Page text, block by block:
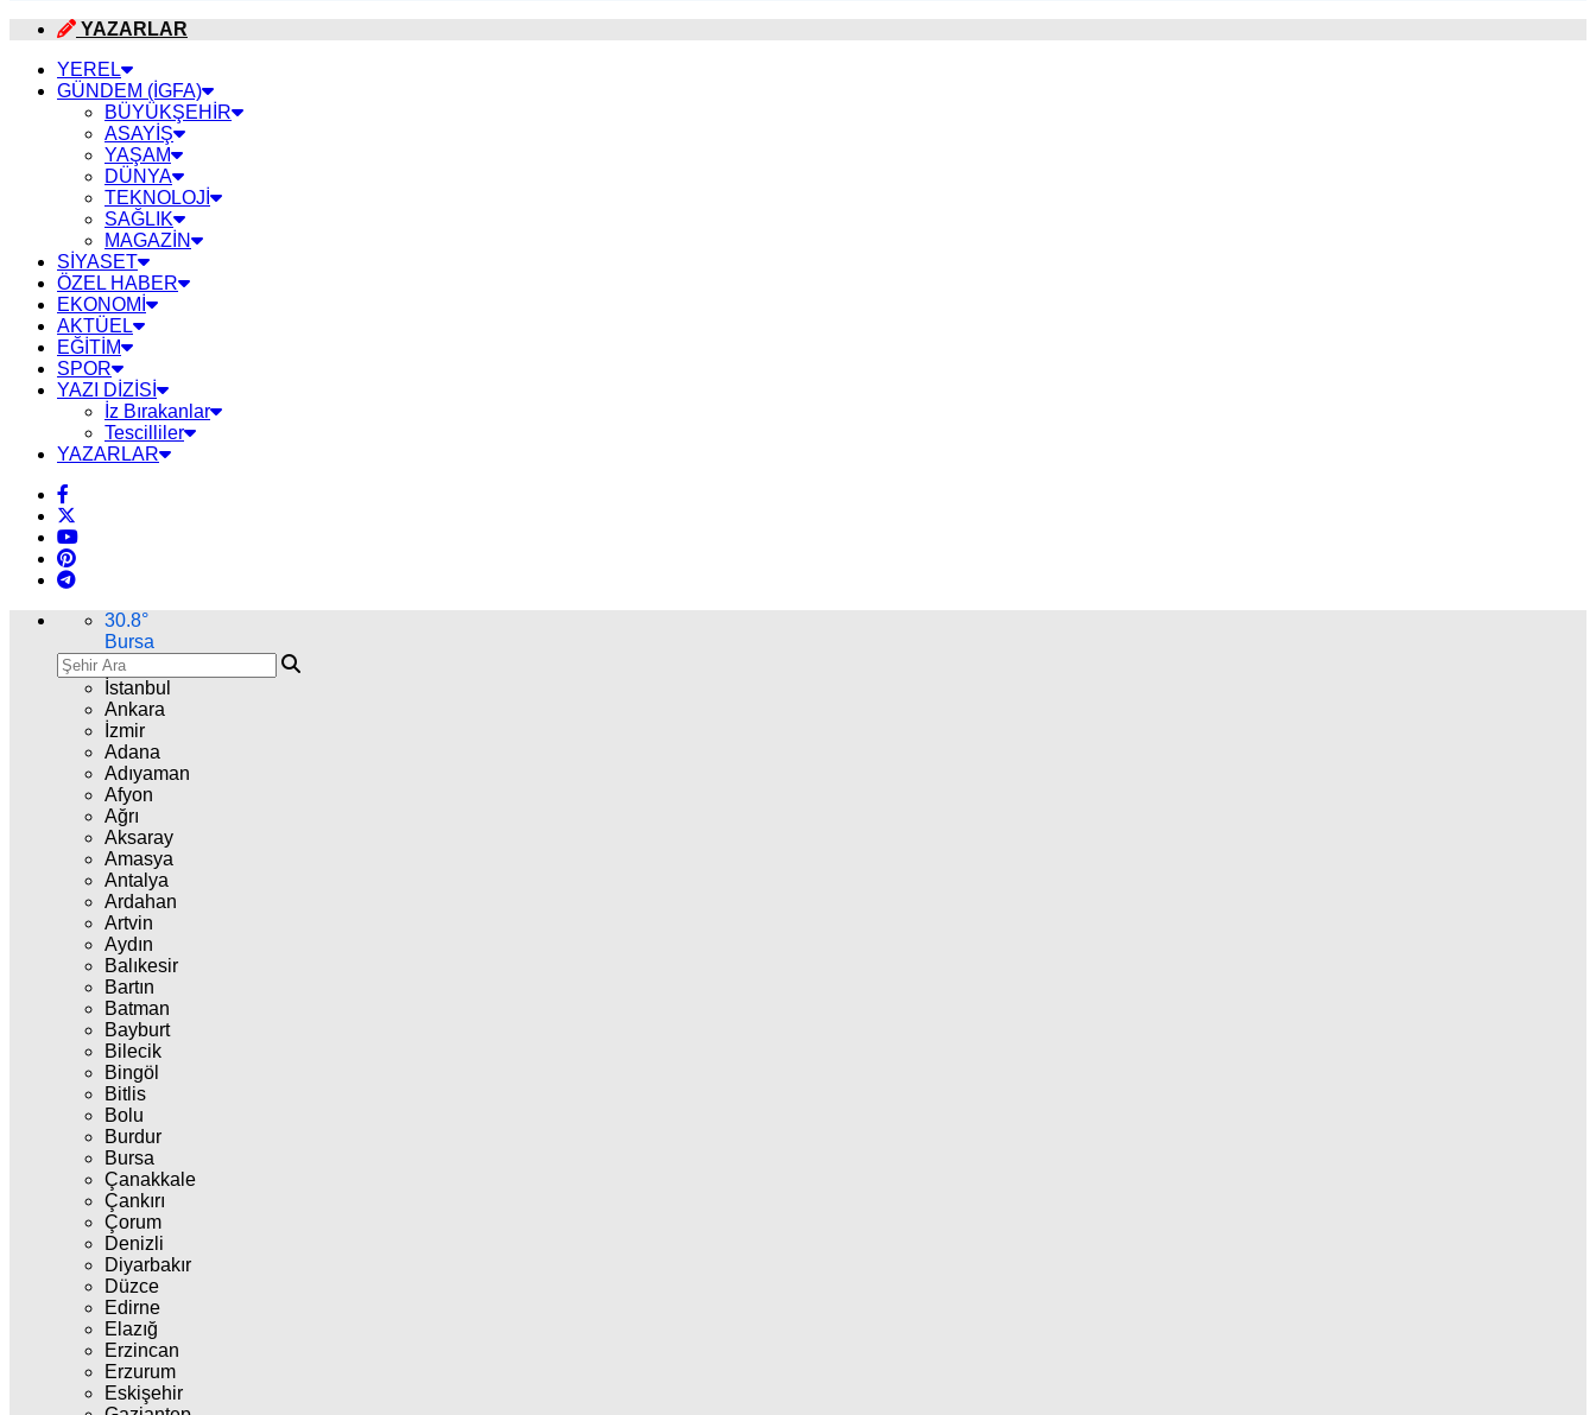
YAZARLAR
YEREL
GÜNDEM (İGFA)
BÜYÜKŞEHİR
ASAYİŞ
YAŞAM
DÜNYA
TEKNOLOJİ
SAĞLIK
MAGAZİN
SİYASET
ÖZEL HABER
EKONOMİ
AKTÜEL
EĞİTİM
SPOR
YAZI DİZİSİ
İz Bırakanlar
Tescilliler
YAZARLAR
30.8°
Bursa
İstanbul
Ankara
İzmir
Adana
Adıyaman
Afyon
Ağrı
Aksaray
Amasya
Antalya
Ardahan
Artvin
Aydın
Balıkesir
Bartın
Batman
Bayburt
Bilecik
Bingöl
Bitlis
Bolu
Burdur
Bursa
Çanakkale
Çankırı
Çorum
Denizli
Diyarbakır
Düzce
Edirne
Elazığ
Erzincan
Erzurum
Eskişehir